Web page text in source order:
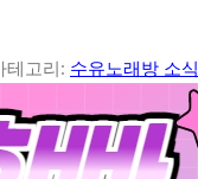
테고리: 수유노래방 소식